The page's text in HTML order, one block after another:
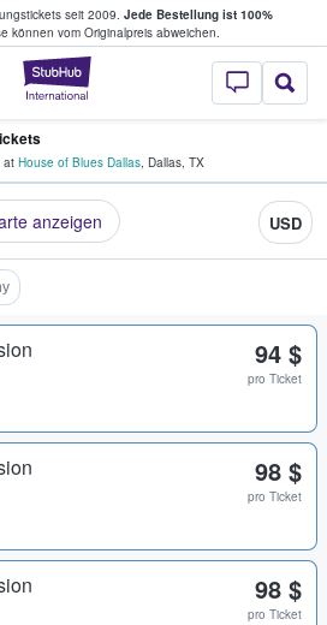
seit 2009. Jede Bestellung ist 100%
können vom Originalpreis abweichen.
StubHub - Wo
& verkaufen
at House of Blues Dallas, Dallas, TX
anzeigen USD
94 $
pro Ticket
98 $
pro Ticket
98 $
pro Ticket